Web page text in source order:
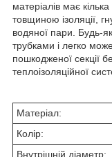
матеріалів має
товщиною ізоляції,
водяної пари. Будь-
трубками і легко
пошкодженої секції
теплоізоляційної
Матеріал:
Колір:
Внутрішній діаметр: